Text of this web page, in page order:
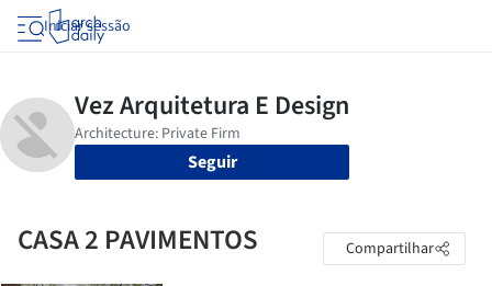
Iniciar sessão
Seguir
CASA 2 PAVIMENTOS Compartilhar